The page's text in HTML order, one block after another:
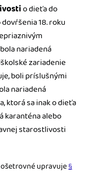
o dieťa do
18. roku
nariadená
zariadenie
boli príslušnými
nariadená
ktorá sa inak o dieťa
karanténa alebo
starostlivosti
upravuje§